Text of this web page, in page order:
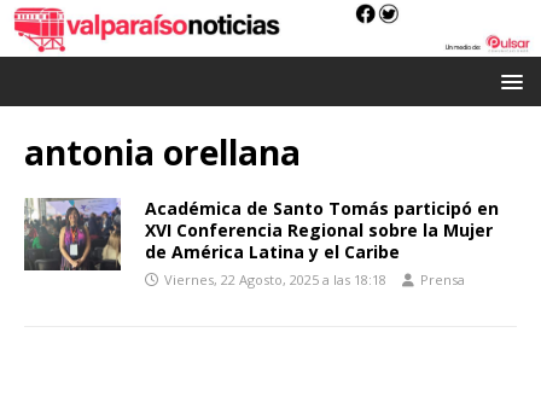
antonia orellana
Académica de Santo Tomás participó en
XVI Conferencia Regional sobre la Mujer
de América Latina y el Caribe
Viernes, 22 Agosto, 2025 a las 18:18 Prensa